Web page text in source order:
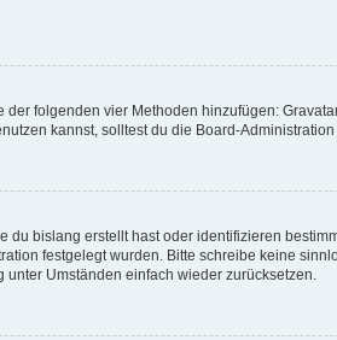
folgenden vier Methoden hinzufügen:
kannst, solltest du die Board-
bislang erstellt hast oder identifizieren
festgelegt wurden. Bitte schreibe keine
Umständen einfach wieder zurücksetzen.